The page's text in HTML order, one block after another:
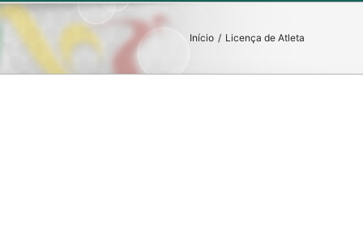
Início / Licença de Atleta